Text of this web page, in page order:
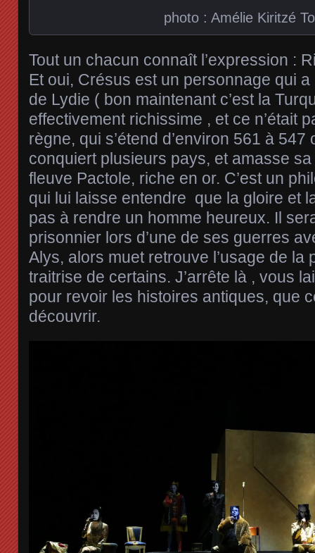
photo : Amélie Kiritzé
Tout un chacun connaît l’expression :
Et oui, Crésus est un personnage qui
de Lydie ( bon maintenant c’est la
effectivement richissime , et ce n’était
règne, qui s’étend d’environ 561 à 547
conquiert plusieurs pays, et amasse
fleuve Pactole, riche en or. C’est un
qui lui laisse entendre que la gloire et
pas à rendre un homme heureux. Il
prisonnier lors d’une de ses guerres
Alys, alors muet retrouve l’usage de la
traitrise de certains. J’arrête là , vous
pour revoir les histoires antiques, que
découvrir.